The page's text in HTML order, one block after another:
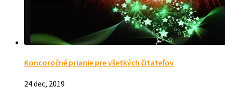
Koncoročné prianie pre všetkých čitateľov
24 dec, 2019